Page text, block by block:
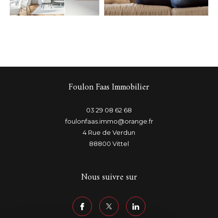
Foulon Faas Immobilier
03 29 08 62 68
foulonfaas.immo@orange.fr
4 Rue de Verdun
88800
Vittel
Nous suivre sur
FILTRER PAR
COUPS DE COEUR EXCLUSIVITÉS
NOUVEAUTÉS
RECHERCHER